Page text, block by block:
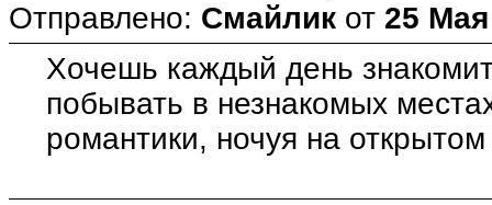
Отправлено: Смайлик от 25
Хочешь каждый день
побывать в незнакомых
романтики, ночуя на